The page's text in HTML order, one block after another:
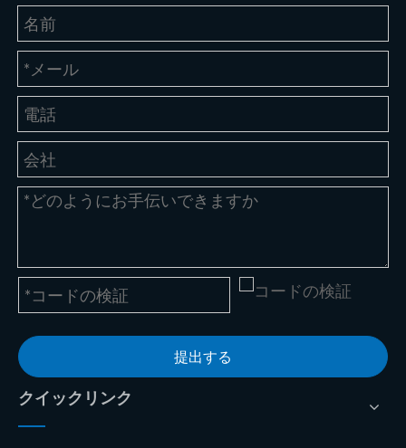
提出する
クイックリンク